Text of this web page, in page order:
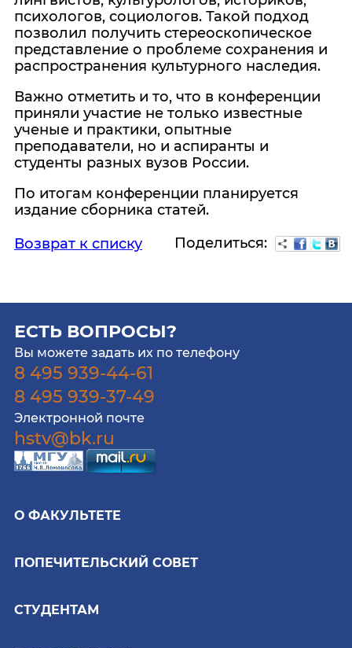
психологов, социологов. Такой подход
позволил получить стереоскопическое
представление о проблеме сохранения и
распространения культурного наследия.
Важно отметить и то, что в конференции
приняли участие не только известные
ученые и практики, опытные
преподаватели, но и аспиранты и
студенты разных вузов России.
По итогам конференции планируется
издание сборника статей.
Возврат к списку
Поделиться:
ЕСТЬ ВОПРОСЫ?
Вы можете задать их по телефону
8 495 939-44-61
8 495 939-37-49
Электронной почте
hstv@bk.ru
О ФАКУЛЬТЕТЕ
ПОПЕЧИТЕЛЬСКИЙ СОВЕТ
СТУДЕНТАМ